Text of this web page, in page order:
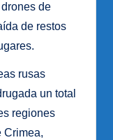
de
de restos
rusas
un total
regiones
Crimea,